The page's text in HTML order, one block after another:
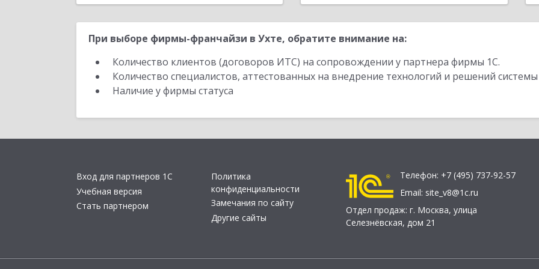
При выборе фирмы-франчайзи в Ухте, обратите внимание на:
Количество клиентов (договоров ИТС) на сопровождении у партнера фирмы 1С.
Количество специалистов, аттестованных на внедрение технологий и решений
Наличие у фирмы статуса
Вход для партнеров 1С
Учебная версия
Стать партнером
Политика
конфиденциальности
Замечания по сайту
Другие сайты
Телефон: +7 (495) 737-92-57
Email: site_v8@1c.ru
Отдел продаж: г. Москва, улица
Селезнёвская, дом 21